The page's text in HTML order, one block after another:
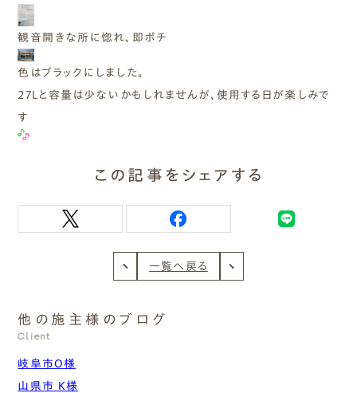
観音開きな所に惚れ、即ポチ
色はブラックにしました。
27Lと容量は少ないかもしれませんが、使用する日が楽しみで
す
この記事をシェアする
一覧へ戻る
他の施主様のブログ
Client
岐阜市O様
山県市 K様